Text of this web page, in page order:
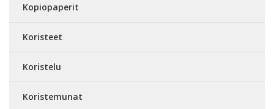
Kopiopaperit
Koristeet
Koristelu
Koristemunat